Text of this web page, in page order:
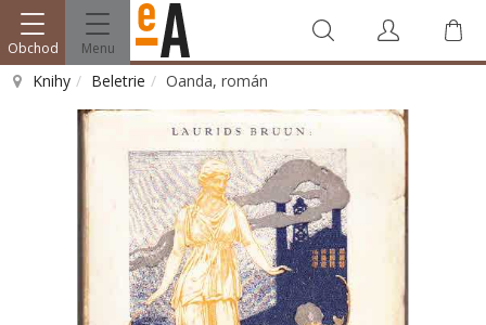
Obchod Menu
Vyhledat
Knihy Beletrie Oanda, román